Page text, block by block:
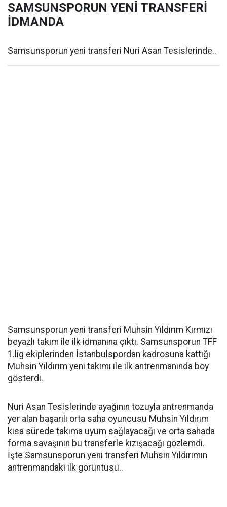
SAMSUNSPORUN YENİ TRANSFERİ
İDMANDA
Samsunsporun yeni transferi Nuri Asan Tesislerinde..
Samsunsporun yeni transferi Muhsin Yıldırım Kırmızı
beyazlı takım ile ilk idmanına çıktı. Samsunsporun TFF
1.lig ekiplerinden İstanbulspordan kadrosuna kattığı
Muhsin Yıldırım yeni takımı ile ilk antrenmanında boy
gösterdi.
Nuri Asan Tesislerinde ayağının tozuyla antrenmanda
yer alan başarılı orta saha oyuncusu Muhsin Yıldırım
kısa sürede takıma uyum sağlayacağı ve orta sahada
forma savaşının bu transferle kızışacağı gözlemdi.
İşte Samsunsporun yeni transferi Muhsin Yıldırımın
antrenmandaki ilk görüntüsü..